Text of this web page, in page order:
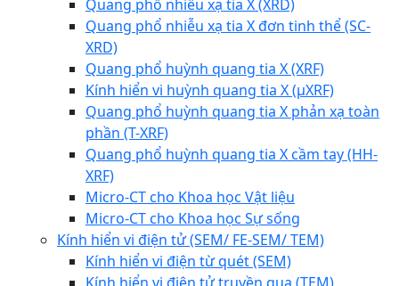
Quang phổ nhiễu xạ tia X (XRD)
Quang phổ nhiễu xạ tia X đơn tinh thể (SC-
XRD)
Quang phổ huỳnh quang tia X (XRF)
Kính hiển vi huỳnh quang tia X (µXRF)
Quang phổ huỳnh quang tia X phản xạ toàn
phần (T-XRF)
Quang phổ huỳnh quang tia X cầm tay (HH-
XRF)
Micro-CT cho Khoa học Vật liệu
Micro-CT cho Khoa học Sự sống
Kính hiển vi điện tử (SEM/ FE-SEM/ TEM)
Kính hiển vi điện từ quét (SEM)